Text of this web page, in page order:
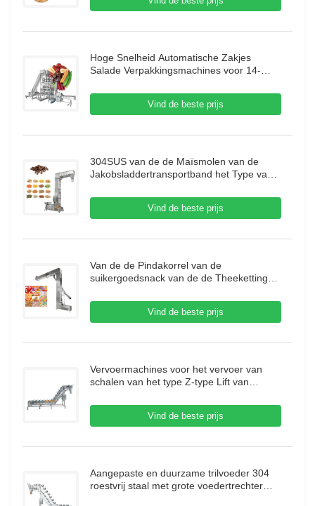
Hoge Snelheid Automatische Zakjes
Salade Verpakkingsmachines voor 14-
Verpakkingsmachine
Vind de beste prijs
304SUS van de de Maïsmolen van de
Jakobsladdertransportband het Type van
Trillingsvoeder
Vind de beste prijs
Van de de Pindakorrel van de
suikergoedsnack van de de Theeketting
Dubbele uitlaat voor Voedselmachine
Vind de beste prijs
Vervoermachines voor het vervoer van
schalen van het type Z-type Lift van
voor vleesbevroren voedsel
Vind de beste prijs
Aangepaste en duurzame trilvoeder 304
roestvrij staal met grote voedertrechter